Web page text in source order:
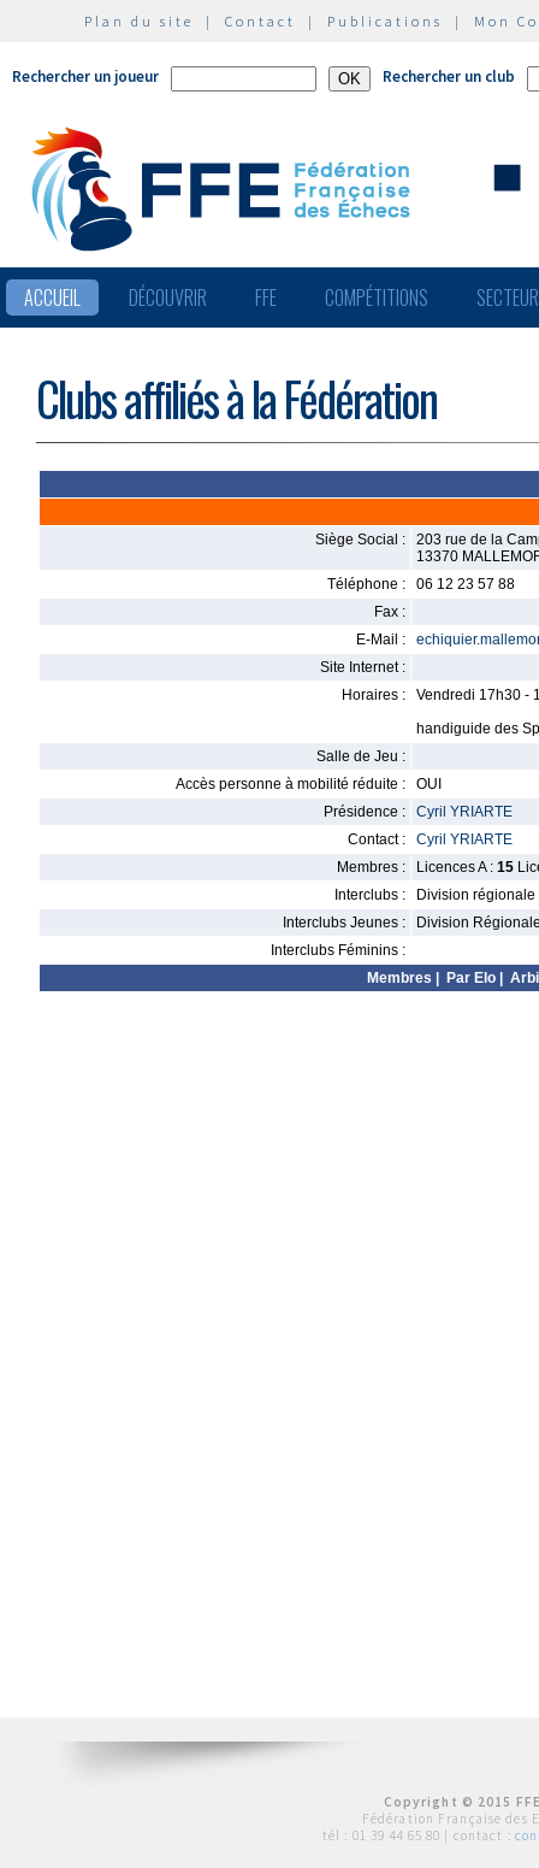
Plan du site | Contact | Publications | Mon
Rechercher un joueur Rechercher un club
ACCUEIL DÉCOUVRIR FFE COMPÉTITIONS
Clubs affiliés à la Fédération
Siège Social :
203 rue de la
13370
Téléphone :
06 12 23 57 88
Fax :
E-Mail :
Site Internet :
Horaires :
Vendredi 17h30 -
handiguide des
Salle de Jeu :
Accès personne à mobilité réduite :
OUI
Présidence :
Cyril YRIARTE
Contact :
Cyril YRIARTE
Membres :
Licences A : 15
Interclubs :
Division régionale
Interclubs Jeunes :
Division
Interclubs Féminins :
Membres
Par Elo
Copyright © 2015
Fédération Française des
tél : 01 39 44 65 80 | contact :